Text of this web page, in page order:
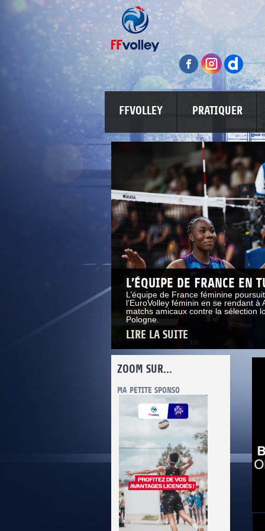
FFVOLLEY PRATIQUER
L’ÉQUIPE DE FRANCE EN
L’équipe de France féminine
l’EuroVolley féminin en se rendant
matchs amicaux contre la sélection
Pologne.
LIRE LA SUITE
ZOOM SUR...
MA PETITE SPONSO